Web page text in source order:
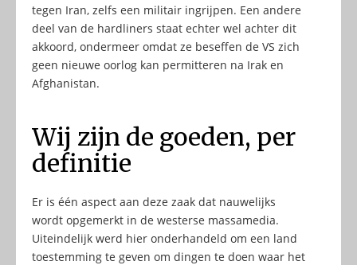
tegen Iran, zelfs een militair ingrijpen. Een andere
deel van de hardliners staat echter wel achter dit
akkoord, ondermeer omdat ze beseffen de VS zich
geen nieuwe oorlog kan permitteren na Irak en
Afghanistan.
Wij zijn de goeden, per
definitie
Er is één aspect aan deze zaak dat nauwelijks
wordt opgemerkt in de westerse massamedia.
Uiteindelijk werd hier onderhandeld om een land
toestemming te geven om dingen te doen waar het